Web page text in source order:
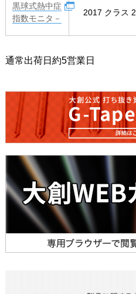
黒球式熱中症
指数モニタ－
2017 クラス 2
通常出荷日約5営業日